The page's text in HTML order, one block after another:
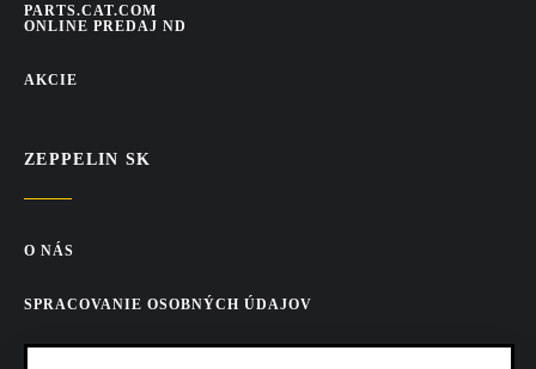
PARTS.CAT.COM
ONLINE PREDAJ ND
AKCIE
ZEPPELIN SK
O NÁS
SPRACOVANIE OSOBNÝCH ÚDAJOV